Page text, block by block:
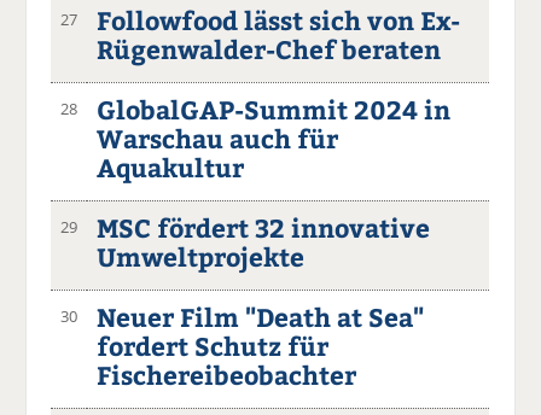
27
Followfood lässt sich von Ex-
Rügenwalder-Chef beraten
28
GlobalGAP-Summit 2024 in
Warschau auch für
Aquakultur
29
MSC fördert 32 innovative
Umweltprojekte
30
Neuer Film "Death at Sea"
fordert Schutz für
Fischereibeobachter